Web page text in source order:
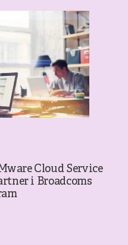
Cloud Service
i Broadcoms